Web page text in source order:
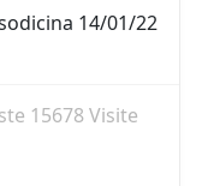
14/01/22
15678 Visite